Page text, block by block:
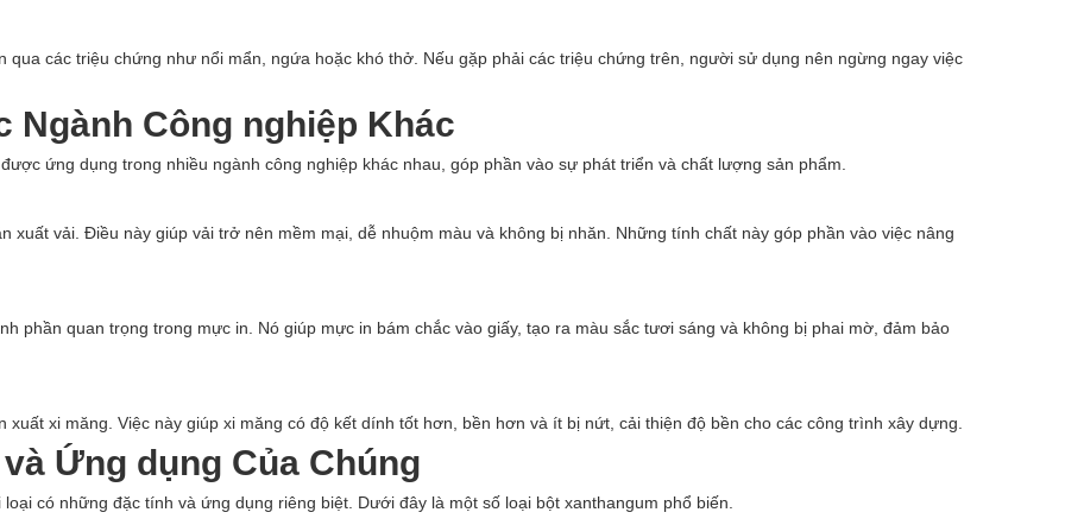
các triệu chứng như nổi mẩn, ngứa hoặc khó thở. Nếu gặp phải các triệu chứng trên, người sử dụng nên ngừng ngay việc
Ngành Công nghiệp Khác
ứng dụng trong nhiều ngành công nghiệp khác nhau, góp phần vào sự phát triển và chất lượng sản phẩm.
xuất vải. Điều này giúp vải trở nên mềm mại, dễ nhuộm màu và không bị nhăn. Những tính chất này góp phần vào việc nâng
phần quan trọng trong mực in. Nó giúp mực in bám chắc vào giấy, tạo ra màu sắc tươi sáng và không bị phai mờ, đảm bảo
xi măng. Việc này giúp xi măng có độ kết dính tốt hơn, bền hơn và ít bị nứt, cải thiện độ bền cho các công trình xây dựng.
Ứng dụng Của Chúng
có những đặc tính và ứng dụng riêng biệt. Dưới đây là một số loại bột xanthangum phổ biến.